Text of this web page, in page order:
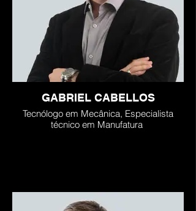
GABRIEL CABELLOS
Tecnólogo em Mecânica, Especialista
técnico em Manufatura